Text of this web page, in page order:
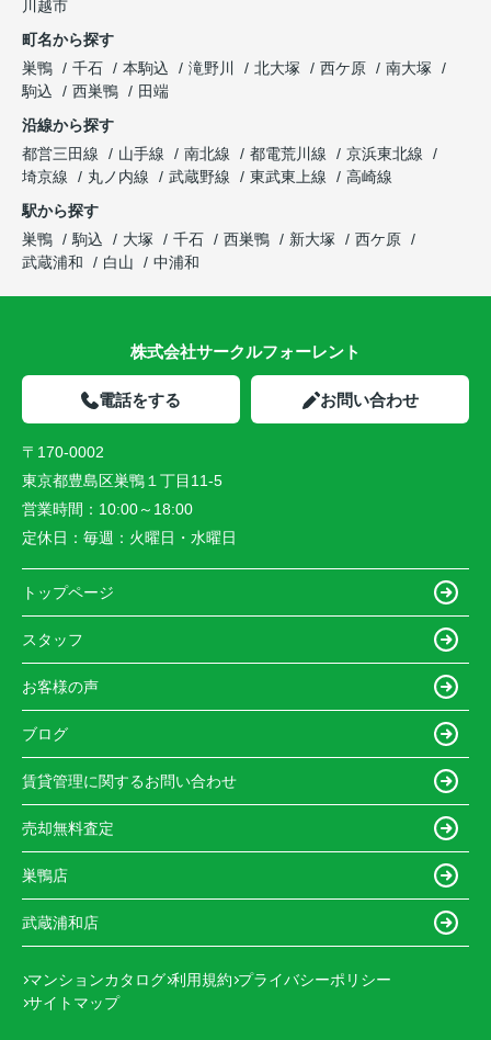
川越市
町名から探す
巣鴨
千石 本駒込 滝野川 北大塚 西ケ原
南大塚
駒込
西巣鴨
田端
沿線から探す
都営三田線
山手線 南北線 都電荒川線
京浜東北線
埼京線
丸ノ内線 武蔵野線 東武東上線
高崎線
駅から探す
巣鴨
駒込 大塚 千石 西巣鴨 新大塚
西ケ原
武蔵浦和
白山 中浦和
株式会社サークルフォーレント
電話をする お問い合わせ
〒170-0002
東京都豊島区巣鴨１丁目11-5
営業時間： 10:00～18:00
定休日： 毎週：火曜日・水曜日
トップページ
スタッフ
お客様の声
ブログ
賃貸管理に関するお問い合わせ
売却無料査定
巣鴨店
武蔵浦和店
マンションカタログ 利用規約 プライバシーポリシー
サイトマップ